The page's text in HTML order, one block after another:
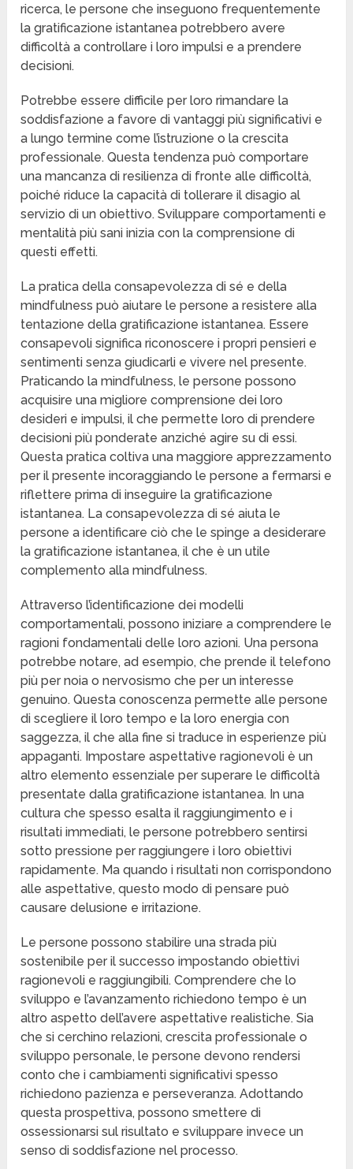
ricerca, le persone che inseguono frequentemente
la gratificazione istantanea potrebbero avere
difficoltà a controllare i loro impulsi e a prendere
decisioni.
Potrebbe essere difficile per loro rimandare la
soddisfazione a favore di vantaggi più significativi e
a lungo termine come l’istruzione o la crescita
professionale. Questa tendenza può comportare
una mancanza di resilienza di fronte alle difficoltà,
poiché riduce la capacità di tollerare il disagio al
servizio di un obiettivo. Sviluppare comportamenti e
mentalità più sani inizia con la comprensione di
questi effetti.
La pratica della consapevolezza di sé e della
mindfulness può aiutare le persone a resistere alla
tentazione della gratificazione istantanea. Essere
consapevoli significa riconoscere i propri pensieri e
sentimenti senza giudicarli e vivere nel presente.
Praticando la mindfulness, le persone possono
acquisire una migliore comprensione dei loro
desideri e impulsi, il che permette loro di prendere
decisioni più ponderate anziché agire su di essi.
Questa pratica coltiva una maggiore apprezzamento
per il presente incoraggiando le persone a fermarsi e
riflettere prima di inseguire la gratificazione
istantanea. La consapevolezza di sé aiuta le
persone a identificare ciò che le spinge a desiderare
la gratificazione istantanea, il che è un utile
complemento alla mindfulness.
Attraverso l’identificazione dei modelli
comportamentali, possono iniziare a comprendere le
ragioni fondamentali delle loro azioni. Una persona
potrebbe notare, ad esempio, che prende il telefono
più per noia o nervosismo che per un interesse
genuino. Questa conoscenza permette alle persone
di scegliere il loro tempo e la loro energia con
saggezza, il che alla fine si traduce in esperienze più
appaganti. Impostare aspettative ragionevoli è un
altro elemento essenziale per superare le difficoltà
presentate dalla gratificazione istantanea. In una
cultura che spesso esalta il raggiungimento e i
risultati immediati, le persone potrebbero sentirsi
sotto pressione per raggiungere i loro obiettivi
rapidamente. Ma quando i risultati non corrispondono
alle aspettative, questo modo di pensare può
causare delusione e irritazione.
Le persone possono stabilire una strada più
sostenibile per il successo impostando obiettivi
ragionevoli e raggiungibili. Comprendere che lo
sviluppo e l’avanzamento richiedono tempo è un
altro aspetto dell’avere aspettative realistiche. Sia
che si cerchino relazioni, crescita professionale o
sviluppo personale, le persone devono rendersi
conto che i cambiamenti significativi spesso
richiedono pazienza e perseveranza. Adottando
questa prospettiva, possono smettere di
ossessionarsi sul risultato e sviluppare invece un
senso di soddisfazione nel processo.